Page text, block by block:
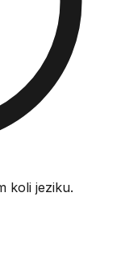
koli jeziku.